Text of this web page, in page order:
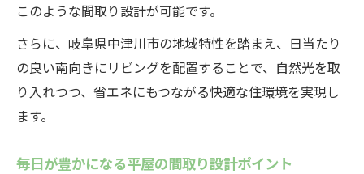
このような間取り設計が可能です。
さらに、岐阜県中津川市の地域特性を踏まえ、日当たり
の良い南向きにリビングを配置することで、自然光を取
り入れつつ、省エネにもつながる快適な住環境を実現し
ます。
毎日が豊かになる平屋の間取り設計ポイント